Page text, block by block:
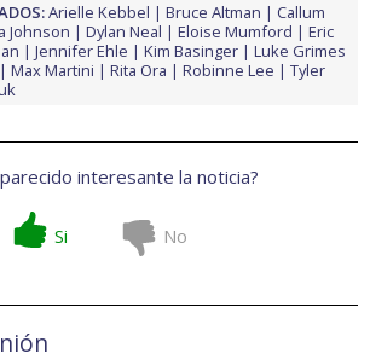
Arielle Kebbel Bruce Altman
Callum
Johnson Dylan Neal Eloise Mumford
Eric
Jennifer Ehle Kim Basinger
Luke Grimes
Max Martini Rita Ora Robinne Lee
Tyler
interesante la noticia?
Si No